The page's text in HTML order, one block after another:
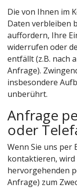
Die von Ihnen im
Daten verbleiben
auffordern, Ihre
widerrufen oder
entfällt (z.B. nach
Anfrage).
insbesondere
unberührt.
Anfrage
oder
Wenn Sie uns per
kontaktieren,
hervorgehenden
Anfrage) zum